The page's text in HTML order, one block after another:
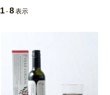
1 - 8 表示